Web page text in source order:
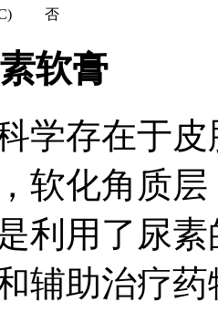
否
软膏
学存在于
软化角质
利用了尿
辅助治疗